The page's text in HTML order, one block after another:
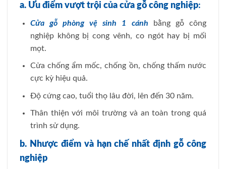
a. Ưu điểm vượt trội của cửa gỗ công nghiệp:
Cửa gỗ phòng vệ sinh 1 cánh bằng gỗ công
nghiệp không bị cong vênh, co ngót hay bị mối
mọt.
Cửa chống ẩm mốc, chống ồn, chống thấm nước
cực kỳ hiệu quả.
Độ cứng cao, tuổi thọ lâu đời, lên đến 30 năm.
Thân thiện với môi trường và an toàn trong quá
trình sử dụng.
b. Nhược điểm và hạn chế nhất định gỗ công
nghiệp